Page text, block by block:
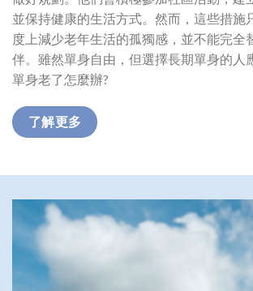
並保持健康的生活方式。然而，這些措施
度上減少老年生活的孤獨感，並不能完全
伴。雖然單身自由，但選擇長期單身的人
單身老了怎麼辦?
了解更多